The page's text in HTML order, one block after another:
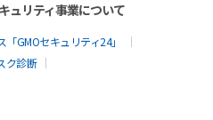
ュリティ事業について
GMOセキュリティ24」
ク診断